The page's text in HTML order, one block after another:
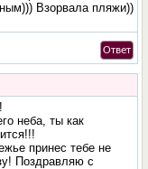
Взорвала пляжи))
Ответ
неба, ты как
принес тебе не
Поздравляю с